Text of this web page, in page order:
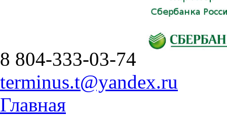
8 804-333-03-74
terminus.t@yandex.ru
Главная